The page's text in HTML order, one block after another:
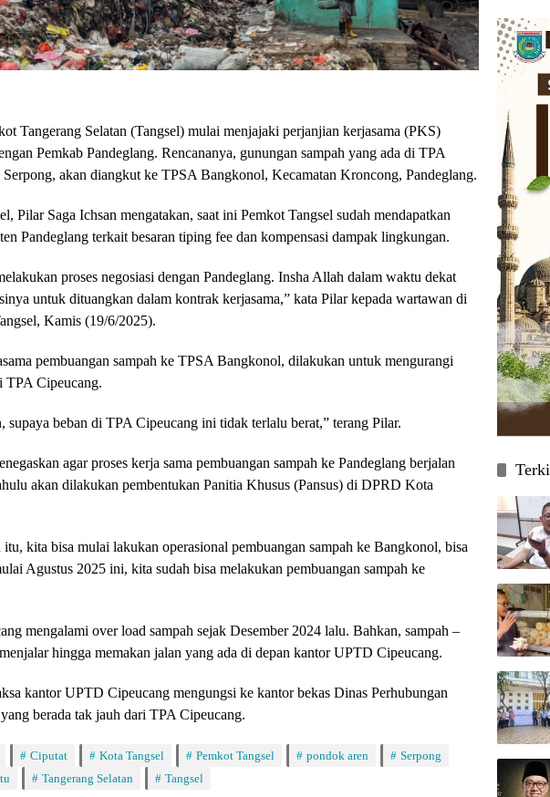
Tangerang Selatan (Tangsel) mulai menjajaki perjanjian kerjasama (PKS)
Pemkab Pandeglang. Rencananya, gunungan sampah yang ada di TPA
akan diangkut ke TPSA Bangkonol, Kecamatan Kroncong, Pandeglang.
Pilar Saga Ichsan mengatakan, saat ini Pemkot Tangsel sudah mendapatkan
Pandeglang terkait besaran tiping fee dan kompensasi dampak lingkungan.
proses negosiasi dengan Pandeglang. Insha Allah dalam waktu dekat
untuk dituangkan dalam kontrak kerjasama,” kata Pilar kepada wartawan di
Kamis (19/6/2025).
pembuangan sampah ke TPSA Bangkonol, dilakukan untuk mengurangi
TPA Cipeucang.
supaya beban di TPA Cipeucang ini tidak terlalu berat,” terang Pilar.
agar proses kerja sama pembuangan sampah ke Pandeglang berjalan
akan dilakukan pembentukan Panitia Khusus (Pansus) di DPRD Kota
itu, kita bisa mulai lakukan operasional pembuangan sampah ke Bangkonol, bisa
Agustus 2025 ini, kita sudah bisa melakukan pembuangan sampah ke
mengalami over load sampah sejak Desember 2024 lalu. Bahkan, sampah –
hingga memakan jalan yang ada di depan kantor UPTD Cipeucang.
kantor UPTD Cipeucang mengungsi ke kantor bekas Dinas Perhubungan
berada tak jauh dari TPA Cipeucang.
Ciputat Kota Tangsel Pemkot Tangsel pondok aren
Serpong
Tangerang Selatan Tangsel